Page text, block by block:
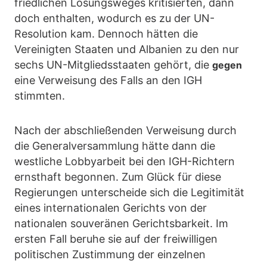
friedlichen Lösungsweges kritisierten, dann
doch enthalten, wodurch es zu der UN-
Resolution kam. Dennoch hätten die
Vereinigten Staaten und Albanien zu den nur
sechs UN-Mitgliedsstaaten gehört, die gegen
eine Verweisung des Falls an den IGH
stimmten.
Nach der abschließenden Verweisung durch
die Generalversammlung hätte dann die
westliche Lobbyarbeit bei den IGH-Richtern
ernsthaft begonnen. Zum Glück für diese
Regierungen unterscheide sich die Legitimität
eines internationalen Gerichts von der
nationalen souveränen Gerichtsbarkeit. Im
ersten Fall beruhe sie auf der freiwilligen
politischen Zustimmung der einzelnen